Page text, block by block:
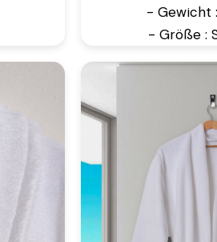
- Gewicht
- Größe :